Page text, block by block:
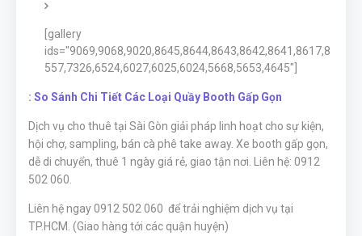
[gallery
ids="9069,9068,9020,8645,8644,8643,8642,8641,8617,8
557,7326,6524,6027,6025,6024,5668,5653,4645"]
: So Sánh Chi Tiết Các Loại Quầy Booth Gấp Gọn
Dịch vụ cho thuê tại Sài Gòn giải pháp linh hoạt cho sự kiện,
hội chợ, sampling, bán cà phê take away. Xe booth gấp gọn,
dễ di chuyển, thuê 1 ngày giá rẻ, giao tận nơi. Liên hệ: 0912
502 060.
Liên hệ ngay 0912 502 060 để trải nghiệm dịch vụ tại
TP.HCM. (Giao hàng tới các quận huyện)